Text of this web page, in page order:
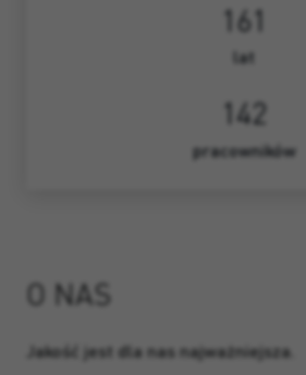
161
lat
142
pracowników
O NAS
Jakość jest dla nas najważniejsza.